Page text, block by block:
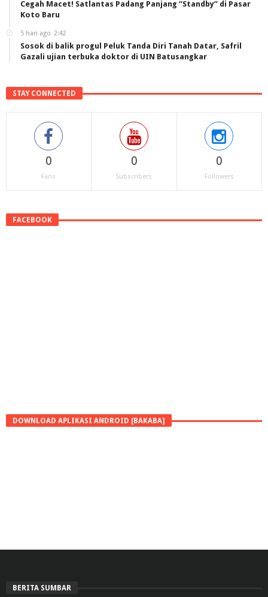
Cegah Macet! Satlantas Padang Panjang “Standby” di Pasar
Koto Baru
5 hari ago 2:42
Sosok di balik progul Peluk Tanda Diri Tanah Datar, Safril
Gazali ujian terbuka doktor di UIN Batusangkar
STAY CONNECTED
0
Fans
0
Subscribers
0
Followers
FACEBOOK
DOWNLOAD APLIKASI ANDROID [BAKABA]
BERITA SUMBAR